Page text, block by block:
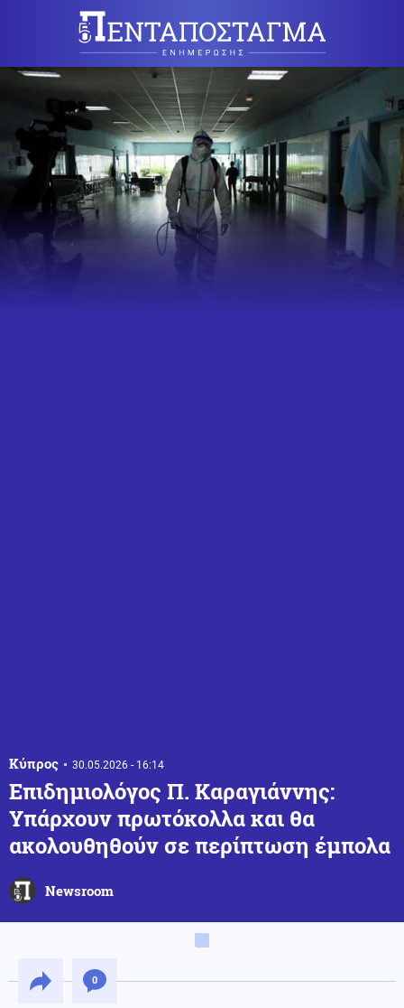
Κύπρος 30.05.2026 - 16:14
Επιδημιολόγος Π. Καραγιάννης:
Υπάρχουν πρωτόκολλα και θα
ακολουθηθούν σε περίπτωση έμπολα
Newsroom
0